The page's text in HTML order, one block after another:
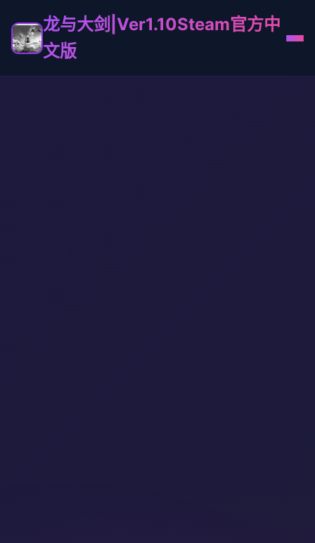
龙与大剑|Ver1.10Steam官方中
文版